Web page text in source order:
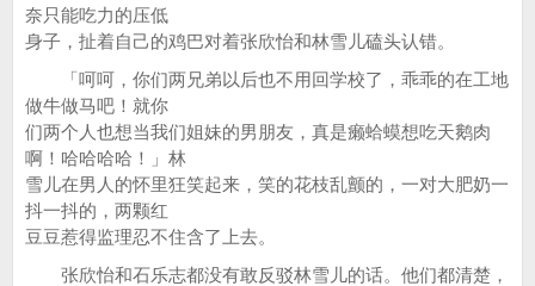
奈只能吃力的压低
身子，扯着自己的鸡巴对着张欣怡和林雪儿磕头认错。
「呵呵，你们两兄弟以后也不用回学校了，乖乖的在工地
做牛做马吧！就你
们两个人也想当我们姐妹的男朋友，真是癞蛤蟆想吃天鹅肉
啊！哈哈哈哈！」林
雪儿在男人的怀里狂笑起来，笑的花枝乱颤的，一对大肥奶一
抖一抖的，两颗红
豆豆惹得监理忍不住含了上去。
张欣怡和石乐志都没有敢反驳林雪儿的话。他们都清楚，